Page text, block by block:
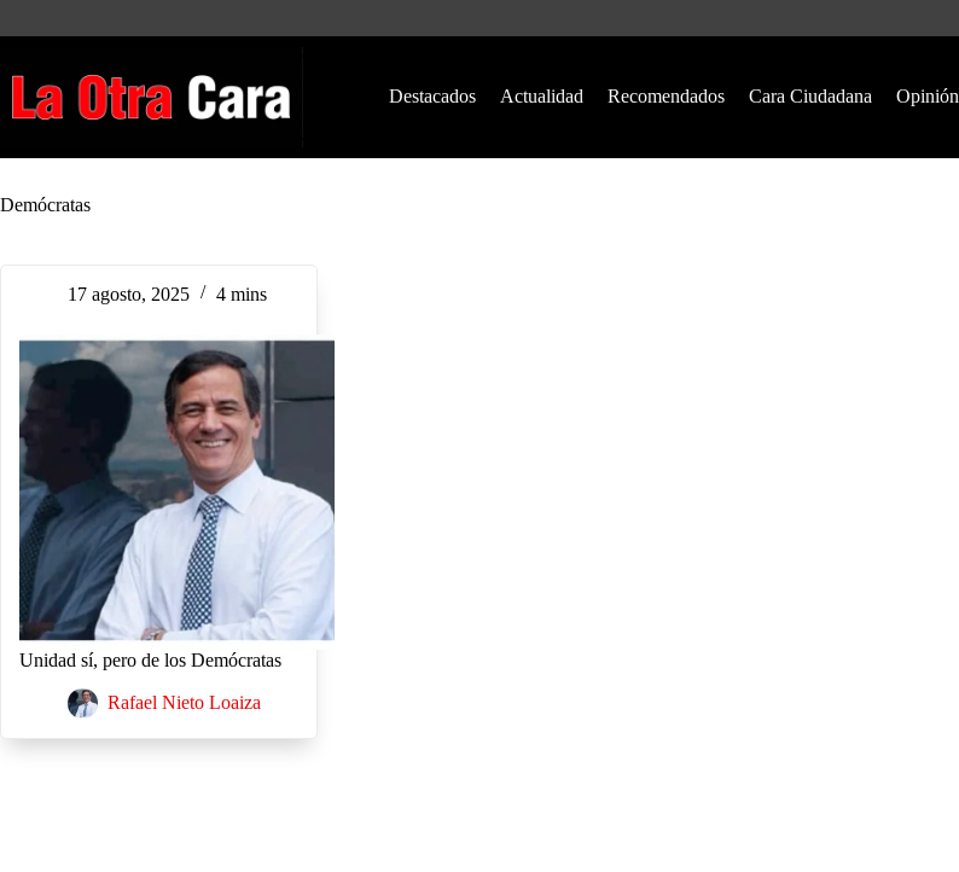
Destacados Actualidad Recomendados Cara Ciudadana Opinión
Demócratas
17 agosto, 2025 4 mins
Unidad sí, pero de los Demócratas
Rafael Nieto Loaiza